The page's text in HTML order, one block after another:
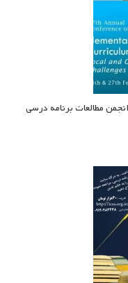
مطالعات برنامه درسی